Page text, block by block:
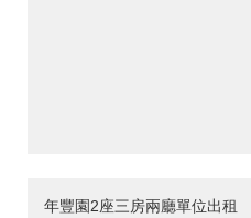
年豐園2座三房兩廳單位出租